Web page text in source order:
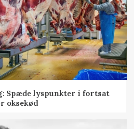
Spæde lyspunkter i fortsat
oksekød